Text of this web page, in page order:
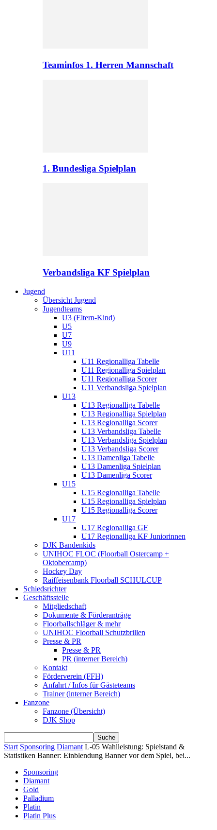
Teaminfos 1. Herren Mannschaft
1. Bundesliga Spielplan
Verbandsliga KF Spielplan
Jugend
Übersicht Jugend
Jugendteams
U3 (Eltern-Kind)
U5
U7
U9
U11
U11 Regionalliga Tabelle
U11 Regionalliga Spielplan
U11 Regionalliga Scorer
U11 Verbandsliga Spielplan
U13
U13 Regionalliga Tabelle
U13 Regionalliga Spielplan
U13 Regionalliga Scorer
U13 Verbandsliga Tabelle
U13 Verbandsliga Spielplan
U13 Verbandsliga Scorer
U13 Damenliga Tabelle
U13 Damenliga Spielplan
U13 Damenliga Scorer
U15
U15 Regionalliga Tabelle
U15 Regionalliga Spielplan
U15 Regionalliga Scorer
U17
U17 Regionalliga GF
U17 Regionalliga KF Juniorinnen
DJK Bandenkids
UNIHOC FLOC (Floorball Ostercamp +
Oktobercamp)
Hockey Day
Raiffeisenbank Floorball SCHULCUP
Schiedsrichter
Geschäftsstelle
Mitgliedschaft
Dokumente & Förderanträge
Floorballschläger & mehr
UNIHOC Floorball Schutzbrillen
Presse & PR
Presse & PR
PR (interner Bereich)
Kontakt
Förderverein (FFH)
Anfahrt / Infos für Gästeteams
Trainer (interner Bereich)
Fanzone
Fanzone (Übersicht)
DJK Shop
Start Sponsoring Diamant L-05 Wahlleistung: Spielstand &
Statistiken Banner: Einblendung Banner vor dem Spiel, bei...
Sponsoring
Diamant
Gold
Palladium
Platin
Platin Plus